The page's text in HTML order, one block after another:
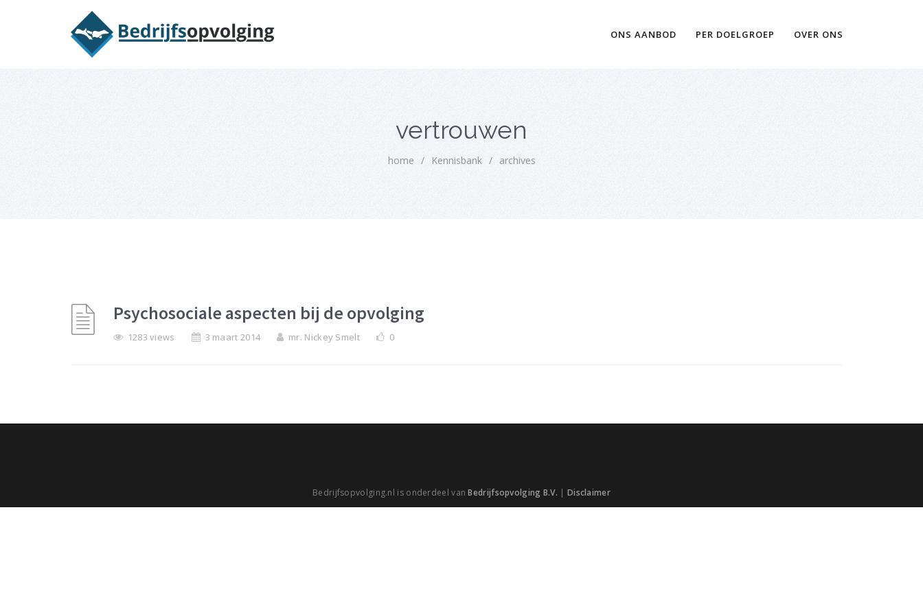
ONS AANBOD PER DOELGROEP OVER ONS
vertrouwen
home / Kennisbank / archives
Psychosociale aspecten bij de opvolging
1283 views 3 maart 2014 mr. Nickey Smelt 0
Bedrijfsopvolging.nl is onderdeel vanBedrijfsopvolging B.V. | Disclaimer
Oriëntatiememo bedrijfsopvolging voor fiscaal juridisch advies